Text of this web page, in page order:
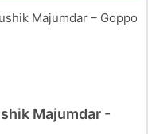
Majumdar – Goppo
Majumdar -